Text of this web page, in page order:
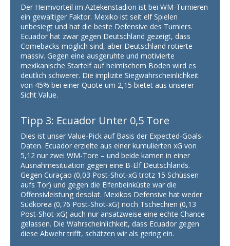
Der Heimvorteil im Aztekenstadion ist bei WM-Turnieren
ein gewaltiger Faktor. Mexiko ist seit elf Spielen
unbesiegt und hat die beste Defensive des Turniers.
Ecuador hat zwar gegen Deutschland gezeigt, dass
Comebacks möglich sind, aber Deutschland rotierte
massiv. Gegen eine ausgeruhte und motivierte
mexikanische Startelf auf heimischem Boden wird es
deutlich schwerer. Die implizite Siegwahrscheinlichkeit
von 45% bei einer Quote um 2,15 bietet aus unserer
Sicht Value.
Tipp 3: Ecuador Unter 0,5 Tore
Dies ist unser Value-Pick auf Basis der Expected-Goals-
Daten. Ecuador erzielte aus einer kumulierten xG von
5,12 nur zwei WM-Tore – und beide kamen in einer
Ausnahmesituation gegen eine B-Elf Deutschlands.
Gegen Curaçao (0,03 Post-Shot-xG trotz 15 Schüssen
aufs Tor) und gegen die Elfenbeinküste war die
Offensivleistung desolat. Mexikos Defensive hat weder
Südkorea (0,76 Post-Shot-xG) noch Tschechien (0,13
Post-Shot-xG) auch nur ansatzweise eine echte Chance
gelassen. Die Wahrscheinlichkeit, dass Ecuador gegen
diese Abwehr trifft, schätzen wir als gering ein.